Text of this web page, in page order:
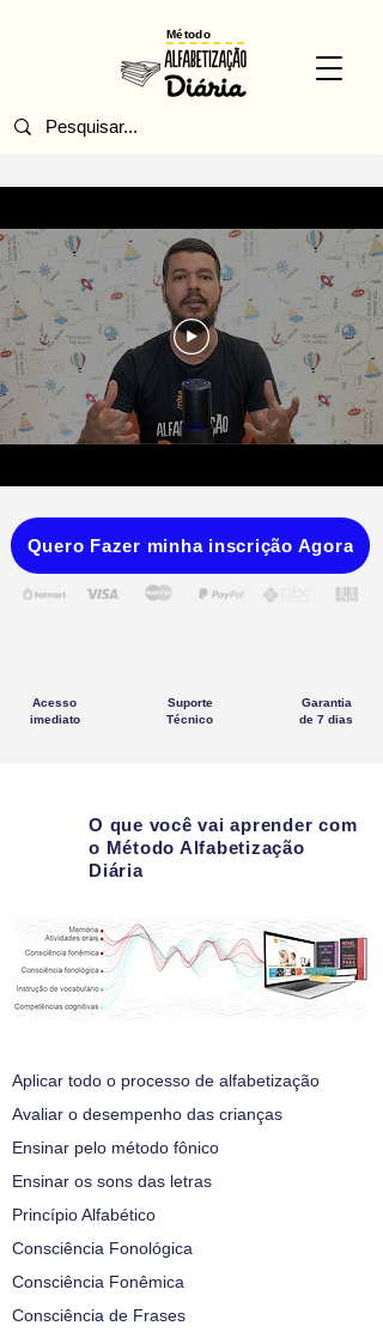
Método
Quero Fazer minha inscrição Agora
Acesso
imediato
Suporte
Técnico
Garantia
de 7 dias
O que você vai aprender com
o Método Alfabetização
Diária
Aplicar todo o processo de alfabetização
Avaliar o desempenho das crianças
Ensinar pelo método fônico
Ensinar os sons das letras
Princípio Alfabético
Consciência Fonológica
Consciência Fonêmica
Consciência de Frases